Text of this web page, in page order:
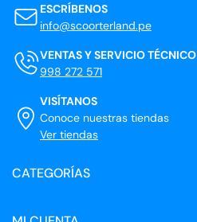
ESCRÍBENOS
info@scoorterland.pe
VENTAS Y SERVICIO TÉCNICO
998 272 571
VISÍTANOS
Conoce nuestras tiendas
Ver tiendas
CATEGORÍAS